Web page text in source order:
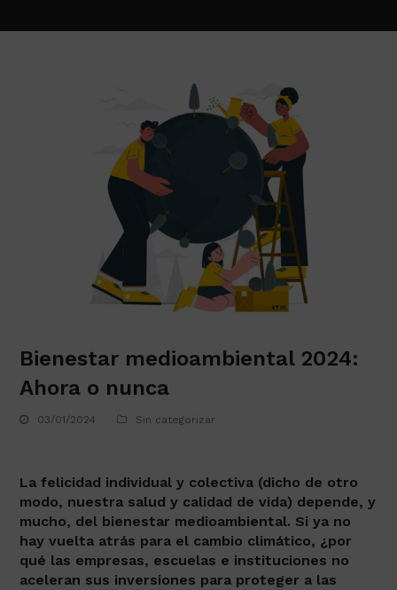
Bienestar medioambiental 2024:
Ahora o nunca
03/01/2024 Sin categorizar
La felicidad individual y colectiva (dicho de otro
modo, nuestra salud y calidad de vida) depende, y
mucho, del bienestar medioambiental. Si ya no
hay vuelta atrás para el cambio climático, ¿por
qué las empresas, escuelas e instituciones no
aceleran sus inversiones para proteger a las